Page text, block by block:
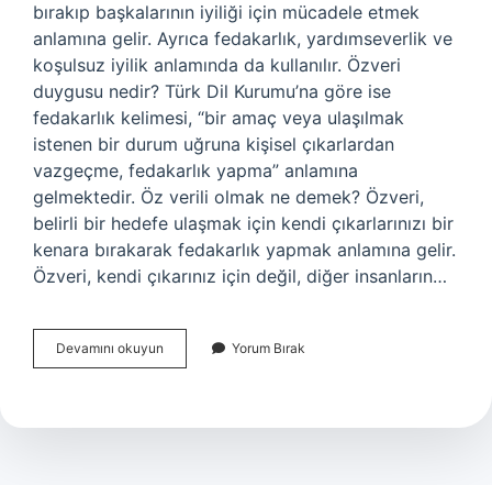
bırakıp başkalarının iyiliği için mücadele etmek
anlamına gelir. Ayrıca fedakarlık, yardımseverlik ve
koşulsuz iyilik anlamında da kullanılır. Özveri
duygusu nedir? Türk Dil Kurumu’na göre ise
fedakarlık kelimesi, “bir amaç veya ulaşılmak
istenen bir durum uğruna kişisel çıkarlardan
vazgeçme, fedakarlık yapma” anlamına
gelmektedir. Öz verili olmak ne demek? Özveri,
belirli bir hedefe ulaşmak için kendi çıkarlarınızı bir
kenara bırakarak fedakarlık yapmak anlamına gelir.
Özveri, kendi çıkarınız için değil, diğer insanların…
Devamını okuyun
Özveri
Yorum Bırak